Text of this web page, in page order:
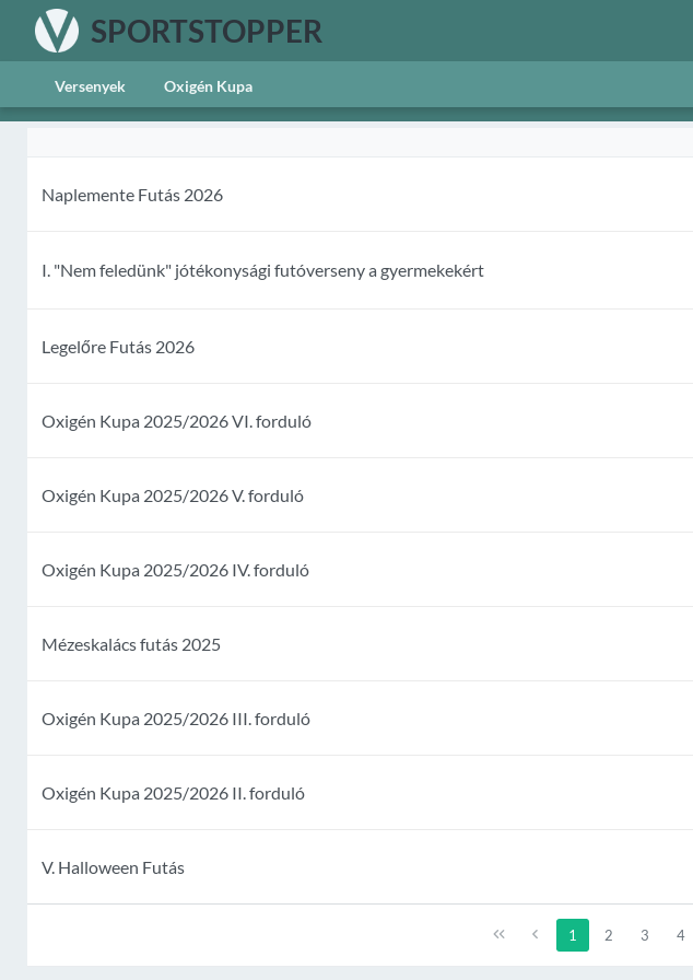
SPORTSTOPPER
Versenyek Oxigén Kupa
Naplemente Futás 2026
I. "Nem feledünk" jótékonysági futóverseny a gyermekekért
Legelőre Futás 2026
Oxigén Kupa 2025/2026 VI. forduló
Oxigén Kupa 2025/2026 V. forduló
Oxigén Kupa 2025/2026 IV. forduló
Mézeskalács futás 2025
Oxigén Kupa 2025/2026 III. forduló
Oxigén Kupa 2025/2026 II. forduló
V. Halloween Futás
1 2 3 4